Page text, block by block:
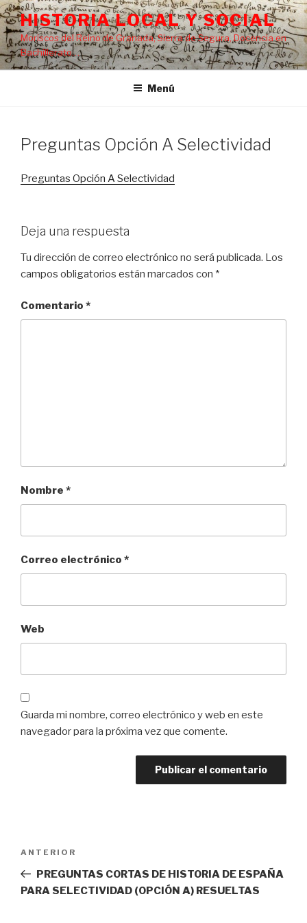
Saltar
al
contenido
HISTORIA LOCAL Y SOCIAL
Moriscos del Reino de Granada, Sierra de Segura, Docencia en
Bachillerato…
Menú
Preguntas Opción A Selectividad
Preguntas Opción A Selectividad
Deja una respuesta
Tu dirección de correo electrónico no será publicada. Los
campos obligatorios están marcados con *
Comentario *
Nombre *
Correo electrónico *
Web
Guarda mi nombre, correo electrónico y web en este
navegador para la próxima vez que comente.
entradas
Entrada
anterior:
ANTERIOR
PREGUNTAS CORTAS DE HISTORIA DE ESPAÑA
PARA SELECTIVIDAD (OPCIÓN A) RESUELTAS